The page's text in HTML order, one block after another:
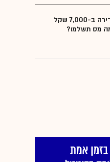
השכרתם דירה ב-7,000 שקל
מס תשלמו?